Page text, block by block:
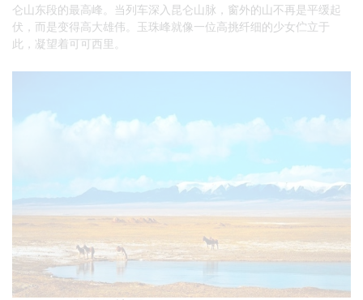
仑山东段的最高峰。当列车深入昆仑山脉，窗外的山不再是平缓起
伏，而是变得高大雄伟。玉珠峰就像一位高挑纤细的少女伫立于
此，凝望着可可西里。